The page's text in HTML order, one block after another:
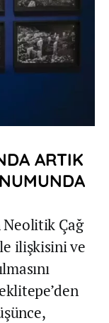
ARTIK
Neolitik Çağ
ilişkisini ve